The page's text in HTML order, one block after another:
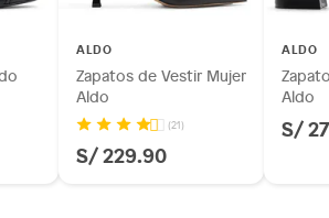
ALDO
Zapatos de Vestir Mujer
Aldo
(21)
S/ 229.90
ALDO
Aldo
S/